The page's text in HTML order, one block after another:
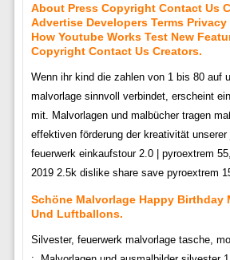
About Press Copyright Contact Us
Advertise Developers Terms
How Youtube Works Test New
Copyright Contact Us Creators.
Wenn ihr kind die zahlen von 1 bis 80 auf
malvorlage sinnvoll verbindet, erscheint
mit. Malvorlagen und malbücher tragen
effektiven förderung der kreativität
feuerwerk einkaufstour 2.0 | pyroextrem
2019 2.5k dislike share save pyroextrem
Schöne Malvorlage Happy Birthday
Und Luftballons.
Silvester, feuerwerk malvorlage tasche,